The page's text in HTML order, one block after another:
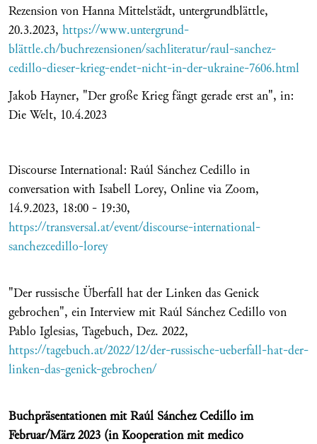
Rezension von Hanna Mittelstädt, untergrundblättle,
20.3.2023, https://www.untergrund-
blättle.ch/buchrezensionen/sachliteratur/raul-sanchez-
cedillo-dieser-krieg-endet-nicht-in-der-ukraine-7606.html
Jakob Hayner, "Der große Krieg fängt gerade erst an", in:
Die Welt, 10.4.2023
Discourse International: Raúl Sánchez Cedillo in
conversation with Isabell Lorey, Online via Zoom,
14.9.2023, 18:00 - 19:30,
https://transversal.at/event/discourse-international-
sanchezcedillo-lorey
"Der russische Überfall hat der Linken das Genick
gebrochen", ein Interview mit Raúl Sánchez Cedillo von
Pablo Iglesias, Tagebuch, Dez. 2022,
https://tagebuch.at/2022/12/der-russische-ueberfall-hat-der-
linken-das-genick-gebrochen/
Buchpräsentationen mit Raúl Sánchez Cedillo im
Februar/März 2023 (in Kooperation mit medico